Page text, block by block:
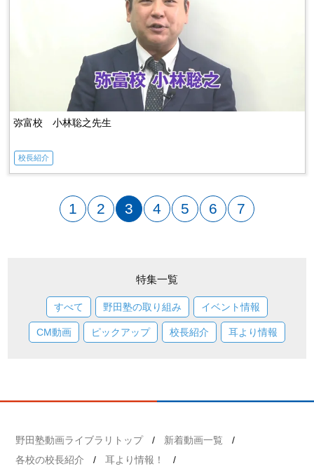
校長紹介
弥富校 小林聡之先生
1 2 3 4 5 6 7
特集一覧
すべて 野田塾の取り組み イベント情報
CM動画 ピックアップ 校長紹介 耳より情報
野田塾動画ライブラリトップ
新着動画一覧
各校の校長紹介
耳より情報！